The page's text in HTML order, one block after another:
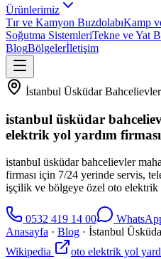
Ürünlerimiz
Tır ve Kamyon BuzdolabıKamp
Soğutma SistemleriTekne ve Yat
BlogBölgelerİletişim
İstanbul Üsküdar
istanbul üsküdar
elektrik yol yardım firması
istanbul üsküdar bahcelievler
firması için 7/24 yerinde servis,
işçilik ve bölgeye özel oto elektrik
0532 419 14 00
Anasayfa · Blog · İstanbul
Wikipedia
oto elektrik yol